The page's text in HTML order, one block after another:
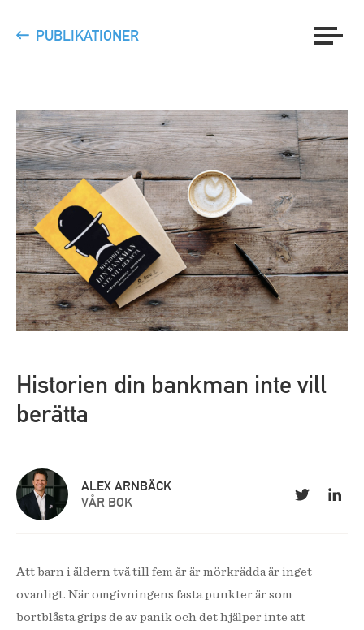
PUBLIKATIONER
Historien din bankman inte vill
berätta
ALEX ARNBÄCK
VÅR BOK
Att barn i åldern två till fem år är mörkrädda är inget
ovanligt. När omgivningens fasta punkter är som
bortblåsta grips de av panik och det hjälper inte att